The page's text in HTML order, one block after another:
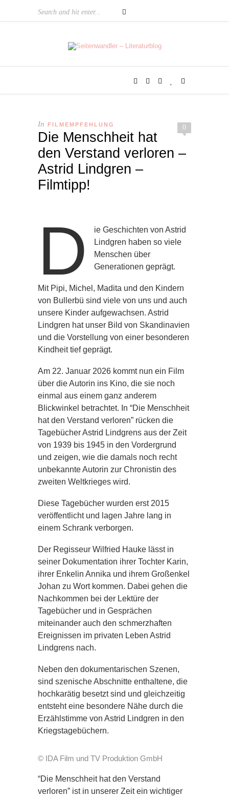
0
In FILMEMPFEHLUNG
Die Menschheit hat
den Verstand verloren –
Astrid Lindgren –
Filmtipp!
D
ie Geschichten von Astrid
Lindgren haben so viele
Menschen über
Generationen geprägt.
Mit Pipi, Michel, Madita und den Kindern
von Bullerbü sind viele von uns und auch
unsere Kinder aufgewachsen. Astrid
Lindgren hat unser Bild von Skandinavien
und die Vorstellung von einer besonderen
Kindheit tief geprägt.
Am 22. Januar 2026 kommt nun ein Film
über die Autorin ins Kino, die sie noch
einmal aus einem ganz anderem
Blickwinkel betrachtet. In “Die Menschheit
hat den Verstand verloren” rücken die
Tagebücher Astrid Lindgrens aus der Zeit
von 1939 bis 1945 in den Vordergrund
und zeigen, wie die damals noch recht
unbekannte Autorin zur Chronistin des
zweiten Weltkrieges wird.
Diese Tagebücher wurden erst 2015
veröffentlicht und lagen Jahre lang in
einem Schrank verborgen.
Der Regisseur Wilfried Hauke lässt in
seiner Dokumentation ihrer Tochter Karin,
ihrer Enkelin Annika und ihrem Großenkel
Johan zu Wort kommen. Dabei gehen die
Nachkommen bei der Lektüre der
Tagebücher und in Gesprächen
miteinander auch den schmerzhaften
Ereignissen im privaten Leben Astrid
Lindgrens nach.
Neben den dokumentarischen Szenen,
sind szenische Abschnitte enthaltene, die
hochkarätig besetzt sind und gleichzeitig
entsteht eine besondere Nähe durch die
Erzählstimme von Astrid Lindgren in den
Kriegstagebüchern.
© IDA Film und TV Produktion GmbH
“Die Menschheit hat den Verstand
verloren” ist in unserer Zeit ein wichtiger